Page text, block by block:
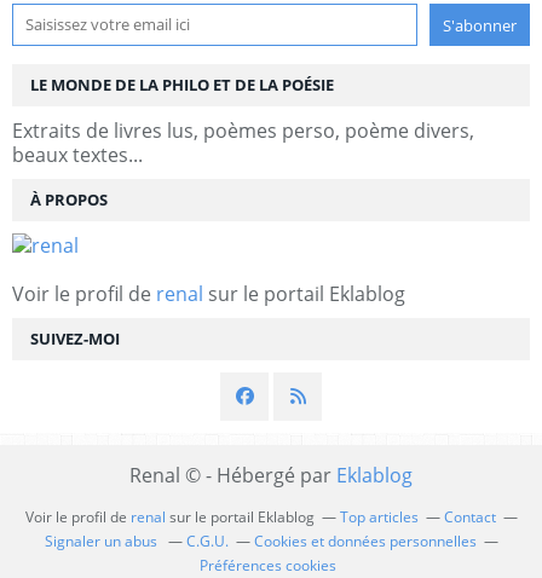
SUIVEZ-MOI
LE MONDE DE LA PHILO ET DE LA POÉSIE
Extraits de livres lus, poèmes perso, poème divers,
beaux textes...
À PROPOS
Voir le profil de renal sur le portail Eklablog
Renal © - Hébergé par Eklablog
Voir le profil de renal sur le portail Eklablog Top articles
Contact
Signaler un abus
C.G.U.
Cookies et données personnelles
Préférences cookies